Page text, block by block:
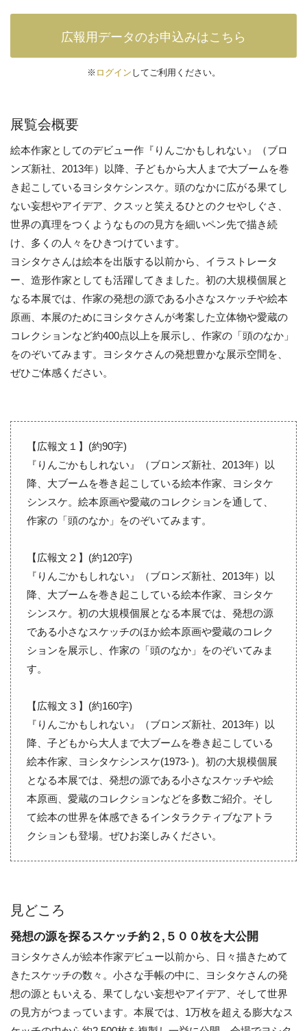
広報用データのお申込みはこちら
※ ログイン してご利用ください。
展覧会概要
絵本作家としてのデビュー作『りんごかもしれない』（ブロ
ンズ新社、2013年）以降、子どもから大人まで大ブームを巻
き起こしているヨシタケシンスケ。頭のなかに広がる果てし
ない妄想やアイデア、クスッと笑えるひとのクセやしぐさ、
世界の真理をつくようなものの見方を細いペン先で描き続
け、多くの人々をひきつけています。
ヨシタケさんは絵本を出版する以前から、イラストレータ
ー、造形作家としても活躍してきました。初の大規模個展と
なる本展では、作家の発想の源である小さなスケッチや絵本
原画、本展のためにヨシタケさんが考案した立体物や愛蔵の
コレクションなど約400点以上を展示し、作家の「頭のなか」
をのぞいてみます。ヨシタケさんの発想豊かな展示空間を、
ぜひご体感ください。
【広報文１】(約90字)
『りんごかもしれない』（ブロンズ新社、2013年）以
降、大ブームを巻き起こしている絵本作家、ヨシタケ
シンスケ。絵本原画や愛蔵のコレクションを通して、
作家の「頭のなか」をのぞいてみます。
【広報文２】(約120字)
『りんごかもしれない』（ブロンズ新社、2013年）以
降、大ブームを巻き起こしている絵本作家、ヨシタケ
シンスケ。初の大規模個展となる本展では、発想の源
である小さなスケッチのほか絵本原画や愛蔵のコレク
ションを展示し、作家の「頭のなか」をのぞいてみま
す。
【広報文３】(約160字)
『りんごかもしれない』（ブロンズ新社、2013年）以
降、子どもから大人まで大ブームを巻き起こしている
絵本作家、ヨシタケシンスケ(1973- )。初の大規模個展
となる本展では、発想の源である小さなスケッチや絵
本原画、愛蔵のコレクションなどを多数ご紹介。そし
て絵本の世界を体感できるインタラクティブなアトラ
クションも登場。ぜひお楽しみください。
見どころ
発想の源を探るスケッチ約２,５００枚を大公開
ヨシタケさんが絵本作家デビュー以前から、日々描きためて
きたスケッチの数々。小さな手帳の中に、ヨシタケさんの発
想の源ともいえる、果てしない妄想やアイデア、そして世界
の見方がつまっています。本展では、1万枚を超える膨大なス